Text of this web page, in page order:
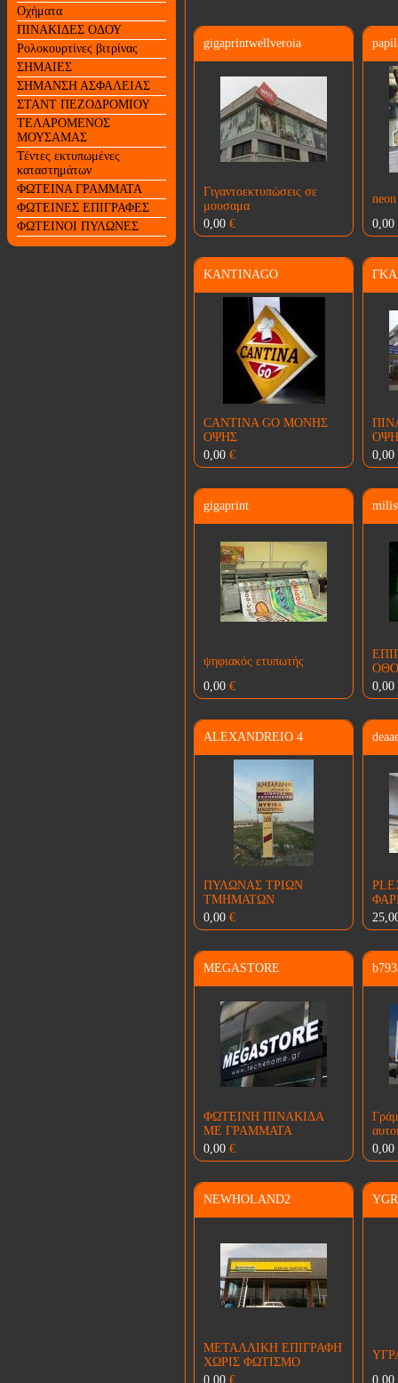
Οχήματα
ΠΙΝΑΚΙΔΕΣ ΟΔΟΥ
Ρολοκουρτίνες βιτρίνας
ΣΗΜΑΙΕΣ
ΣΗΜΑΝΣΗ ΑΣΦΑΛΕΙΑΣ
ΣΤΑΝΤ ΠΕΖΟΔΡΟΜΙΟΥ
ΤΕΛΑΡΟΜΕΝΟΣ
ΜΟΥΣΑΜΑΣ
Τέντες εκτυπωμένες
καταστημάτων
ΦΩΤΕΙΝΑ ΓΡΑΜΜΑΤΑ
ΦΩΤΕΙΝΕΣ ΕΠΙΓΡΑΦΕΣ
ΦΩΤΕΙΝΟΙ ΠΥΛΩΝΕΣ
gigaprintwellveroia
Γιγαντοεκτυπώσεις σε
μουσαμα
0,00 €
0,00
KANTINAGO
CANTINA GO ΜΟΝΗΣ
ΟΨΗΣ
0,00 €
0,00
gigaprint
ψηφιακός ετυπωτής
0,00 €
0,00
ALEXANDREIO 4
ΠΥΛΩΝΑΣ ΤΡΙΩΝ
ΤΜΗΜΑΤΩΝ
0,00 €
MEGASTORE
ΦΩΤΕΙΝΗ ΠΙΝΑΚΙΔΑ
ΜΕ ΓΡΑΜΜΑΤΑ
0,00 €
0,00
NEWHOLAND2
ΜΕΤΑΛΛΙΚΗ ΕΠΙΓΡΑΦΗ
ΧΩΡΙΣ ΦΩΤΙΣΜΟ
0,00 €
0,00